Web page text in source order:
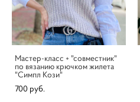
Мастер-класс + "совместник"
по вязанию крючком жилета
"Симпл Кози"
700 pуб.